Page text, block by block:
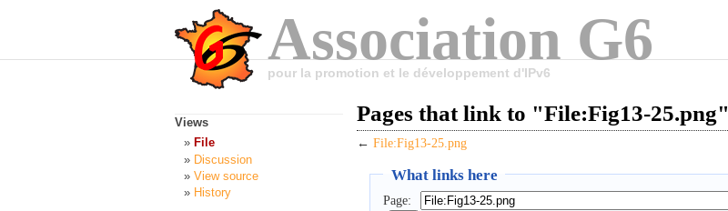
Association G6
pour la promotion et le développement d'IPv6
Pages that link to "File:Fig13-25.png"
← File:Fig13-25.png
What links here
Page:
Views
File
Discussion
View source
History